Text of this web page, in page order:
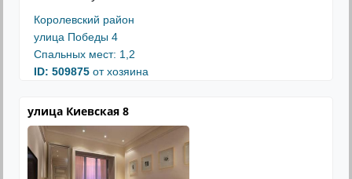
Королевский район
улица Победы 4
Спальных мест: 1,2
ID: 509875 от хозяина
улица Киевская 8